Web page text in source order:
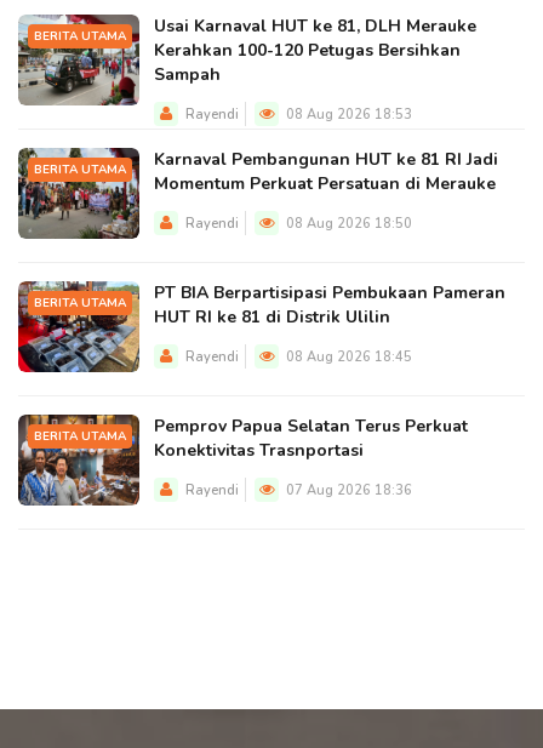
BERITA UTAMA
Usai Karnaval HUT ke 81, DLH Merauke
Kerahkan 100-120 Petugas Bersihkan
Sampah
Rayendi 08 Aug 2026 18:53
BERITA UTAMA
Karnaval Pembangunan HUT ke 81 RI Jadi
Momentum Perkuat Persatuan di Merauke
Rayendi 08 Aug 2026 18:50
BERITA UTAMA
PT BIA Berpartisipasi Pembukaan Pameran
HUT RI ke 81 di Distrik Ulilin
Rayendi 08 Aug 2026 18:45
BERITA UTAMA
Pemprov Papua Selatan Terus Perkuat
Konektivitas Trasnportasi
Rayendi 07 Aug 2026 18:36